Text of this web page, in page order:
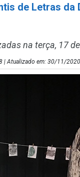
de Letras da
na terça, 17
| Atualizado em: 30/11/2020